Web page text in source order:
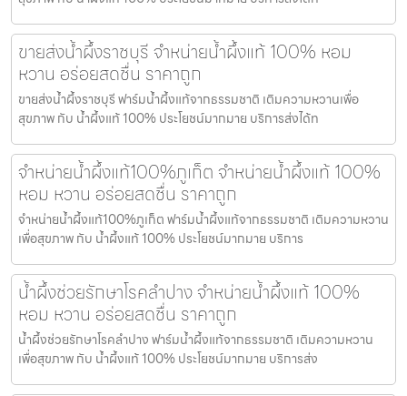
ขายส่งน้ำผึ้งราชบุรี จำหน่ายน้ำผึ้งแท้ 100% หอม
หวาน อร่อยสดชื่น ราคาถูก
ขายส่งน้ำผึ้งราชบุรี ฟาร์มน้ำผึ้งแท้จากธรรมชาติ เติมความหวานเพื่อ
สุขภาพ กับ น้ำผึ้งแท้ 100% ประโยชน์มากมาย บริการส่งได้ท
จำหน่ายน้ำผึ้งแท้100%ภูเก็ต จำหน่ายน้ำผึ้งแท้ 100%
หอม หวาน อร่อยสดชื่น ราคาถูก
จำหน่ายน้ำผึ้งแท้100%ภูเก็ต ฟาร์มน้ำผึ้งแท้จากธรรมชาติ เติมความหวาน
เพื่อสุขภาพ กับ น้ำผึ้งแท้ 100% ประโยชน์มากมาย บริการ
น้ำผึ้งช่วยรักษาโรคลำปาง จำหน่ายน้ำผึ้งแท้ 100%
หอม หวาน อร่อยสดชื่น ราคาถูก
น้ำผึ้งช่วยรักษาโรคลำปาง ฟาร์มน้ำผึ้งแท้จากธรรมชาติ เติมความหวาน
เพื่อสุขภาพ กับ น้ำผึ้งแท้ 100% ประโยชน์มากมาย บริการส่ง